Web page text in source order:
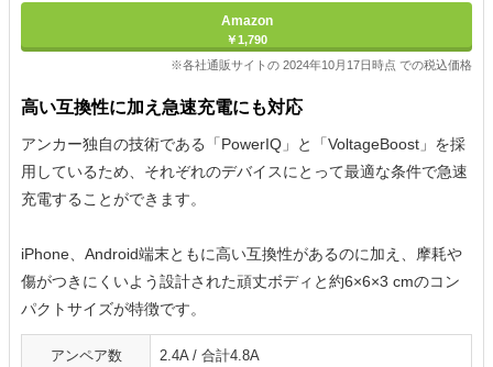
Amazon
￥1,790
※各社通販サイトの 2024年10月17日時点 での税込価格
高い互換性に加え急速充電にも対応
アンカー独自の技術である「PowerIQ」と「VoltageBoost」を採
用しているため、それぞれのデバイスにとって最適な条件で急速
充電することができます。
iPhone、Android端末ともに高い互換性があるのに加え、摩耗や
傷がつきにくいよう設計された頑丈ボディと約6×6×3 cmのコン
パクトサイズが特徴です。
アンペア数 2.4A / 合計4.8A